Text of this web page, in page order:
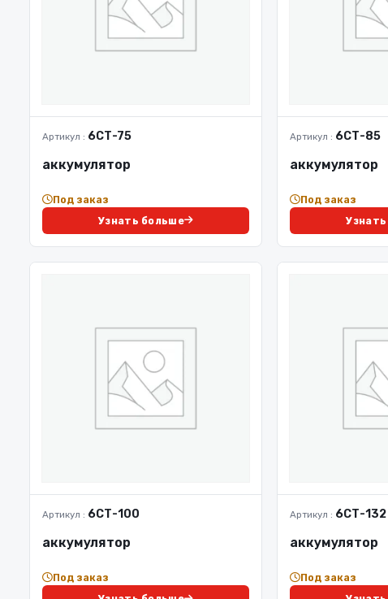
Артикул : 6СТ-75
аккумулятор
Под заказ
Узнать больше
Артикул : 6СТ-85
аккумулятор
Под заказ
Артикул : 6СТ-100
аккумулятор
Под заказ
Артикул : 6СТ-132
аккумулятор
Под заказ